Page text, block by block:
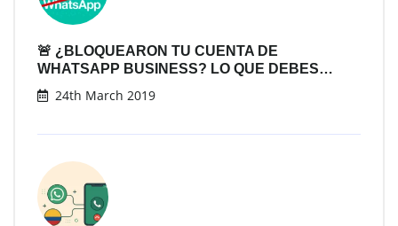
🚨 ¿BLOQUEARON TU CUENTA DE
WHATSAPP BUSINESS? LO QUE DEBES…
24th March 2019